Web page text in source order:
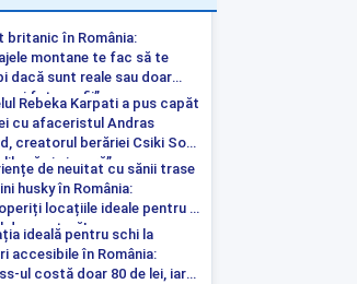
britanic în România:
montane te fac să te
dacă sunt reale sau doar
fotografii”
Rebeka Karpati a pus capăt
cu afaceristul Andras
creatorul berăriei Csiki Sor:
liberă și singură”
de neuitat cu sănii trase
husky în România:
locațiile ideale pentru o
de aventură!
ideală pentru schi la
accesibile în România:
ul costă doar 80 de lei, iar